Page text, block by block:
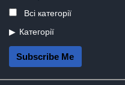
Всі категорії
Категорії
Subscribe Me